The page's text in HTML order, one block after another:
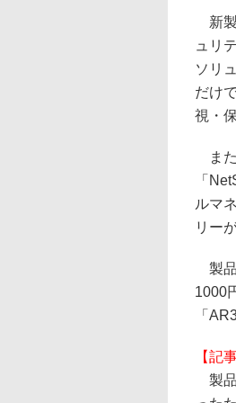
新製
ュリ
ソリ
だけ
視・
また
「
ルマ
リー
製品
1000
「
【記
製品